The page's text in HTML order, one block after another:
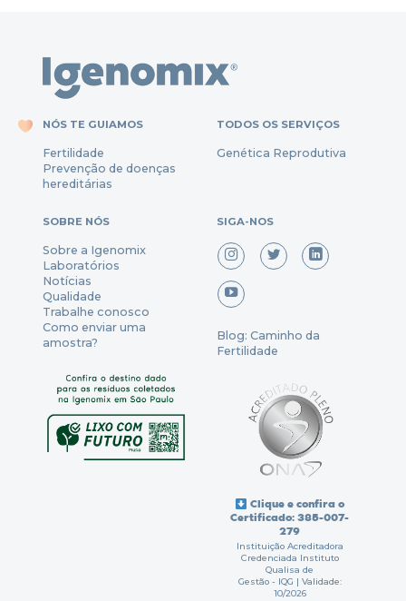
NÓS TE GUIAMOS
Fertilidade
Prevenção dedoenças
hereditárias
TODOS OS SERVIÇOS
Genética Reprodutiva
SOBRE NÓS
Sobre a Igenomix
Laboratórios
Notícias
Qualidade
Trabalhe conosco
Como enviar uma
amostra?
SIGA-NOS
Blog: Caminho da
Fertilidade
Clique e confira o
Certificado: 385-007-
279
Instituição Acreditadora
Credenciada Instituto
Qualisa de
Gestão - IQG | Validade:
10/2026